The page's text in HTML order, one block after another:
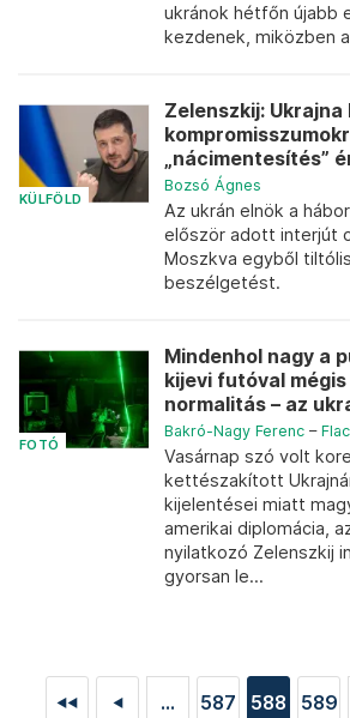
ukránok hétfőn újabb
kezdenek, miközben
KÜLFÖLD
Zelenszkij: Ukrajna
„nácimentesítés”
Bozsó Ágnes
Az ukrán elnök a
először adott interjút
Moszkva egyből
beszélgetést.
FOTÓ
Mindenhol nagy a
kijevi futóval
normalitás – az
Bakró-Nagy Ferenc –
Vasárnap szó volt
kettészakított
kijelentései miatt
amerikai diplomácia,
nyilatkozó Zelenszkij
gyorsan le...
◄◄ ◄ ... 587 588 589